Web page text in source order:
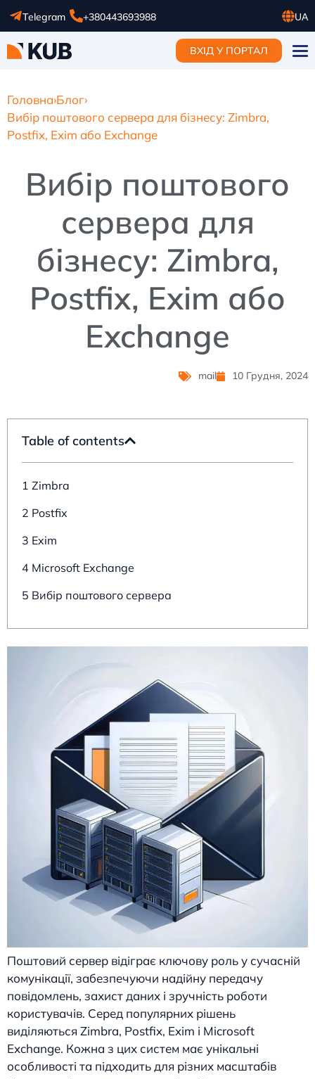
Telegram +380443693988
UA
RU
EN
ВХІД У ПОРТАЛ
Головна›Блог›
Вибір поштового сервера для бізнесу: Zimbra,
Postfix, Exim або Exchange
Вибір поштового
сервера для
бізнесу: Zimbra,
Postfix, Exim або
Exchange
mail 10 Грудня, 2024
Поштовий сервер відіграє ключову роль у сучасній
комунікації, забезпечуючи надійну передачу
повідомлень, захист даних і зручність роботи
користувачів. Серед популярних рішень
виділяються Zimbra, Postfix, Exim і Microsoft
Exchange. Кожна з цих систем має унікальні
особливості та підходить для різних масштабів
Table of contents
1 Zimbra
2 Postfix
3 Exim
4 Microsoft Exchange
5 Вибір поштового сервера